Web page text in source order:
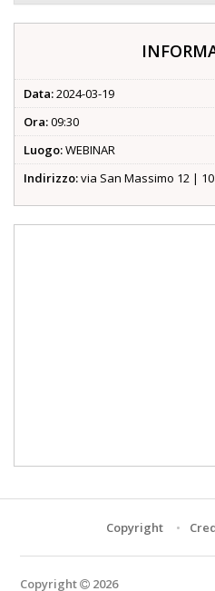
Data:2024-03-19
Ora:09:30
Luogo:WEBINAR
Indirizzo:via San Massimo 12 |
Copyright
Copyright 2026